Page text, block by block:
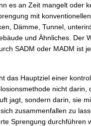
es an Zeit mangelt oder
mit
Dämme, Tunnel,
und Ähnliches. Der
SADM oder MADM ist
das Hauptziel einer
nicht darin,
jagt, sondern darin, sie
zusammenfallen zu
Sprengung durchführen